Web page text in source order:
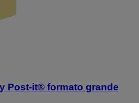
Post-it® formato grande